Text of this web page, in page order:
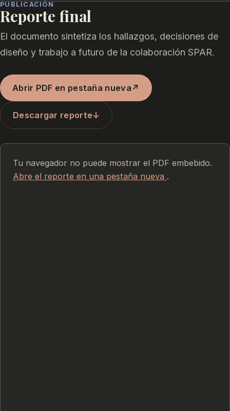
PUBLICACIÓN
Reporte final
El documento sintetiza los hallazgos, decisiones de
diseño y trabajo a futuro de la colaboración SPAR.
Abrir PDF en pestaña nueva ↗
Descargar reporte↓
Tu navegador no puede mostrar el PDF embebido.
Abre el reporte en una pestaña nueva .